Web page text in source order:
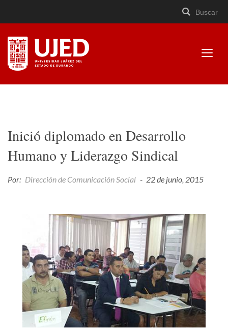
a
contenido
×
Buscar
Inició diplomado en Desarrollo
Humano y Liderazgo Sindical
Por: Dirección de Comunicación Social - 22 de junio, 2015